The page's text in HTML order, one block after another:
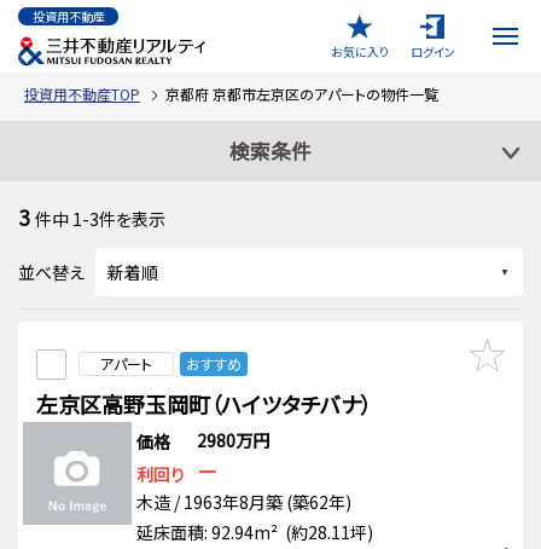
投資用不動産
お気に入り
ログイン
投資用不動産TOP 京都府 京都市左京区のアパートの物件一覧
検索条件
3 件中 1-3件を表示
並べ替え
アパート おすすめ
左京区高野玉岡町（ハイツタチバナ）
価格
2980万円
利回り
－
木造 / 1963年8月築 (築62年)
延床面積: 92.94m² (約28.11坪)